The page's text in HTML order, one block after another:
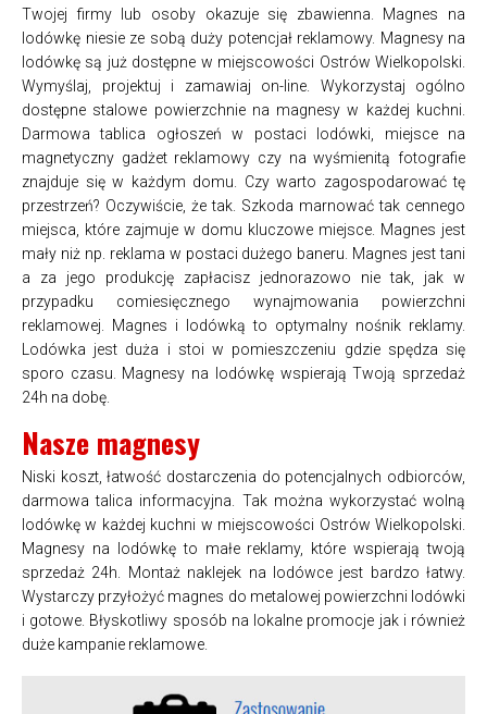
Twojej firmy lub osoby okazuje się zbawienna. Magnes na
lodówkę niesie ze sobą duży potencjał reklamowy. Magnesy na
lodówkę są już dostępne w miejscowości Ostrów Wielkopolski.
Wymyślaj, projektuj i zamawiaj on-line. Wykorzystaj ogólno
dostępne stalowe powierzchnie na magnesy w każdej kuchni.
Darmowa tablica ogłoszeń w postaci lodówki, miejsce na
magnetyczny gadżet reklamowy czy na wyśmienitą fotografie
znajduje się w każdym domu. Czy warto zagospodarować tę
przestrzeń? Oczywiście, że tak. Szkoda marnować tak cennego
miejsca, które zajmuje w domu kluczowe miejsce. Magnes jest
mały niż np. reklama w postaci dużego baneru. Magnes jest tani
a za jego produkcję zapłacisz jednorazowo nie tak, jak w
przypadku comiesięcznego wynajmowania powierzchni
reklamowej. Magnes i lodówką to optymalny nośnik reklamy.
Lodówka jest duża i stoi w pomieszczeniu gdzie spędza się
sporo czasu. Magnesy na lodówkę wspierają Twoją sprzedaż
24h na dobę.
Nasze magnesy
Niski koszt, łatwość dostarczenia do potencjalnych odbiorców,
darmowa talica informacyjna. Tak można wykorzystać wolną
lodówkę w każdej kuchni w miejscowości Ostrów Wielkopolski.
Magnesy na lodówkę to małe reklamy, które wspierają twoją
sprzedaż 24h. Montaż naklejek na lodówce jest bardzo łatwy.
Wystarczy przyłożyć magnes do metalowej powierzchni lodówki
i gotowe. Błyskotliwy sposób na lokalne promocje jak i również
duże kampanie reklamowe.